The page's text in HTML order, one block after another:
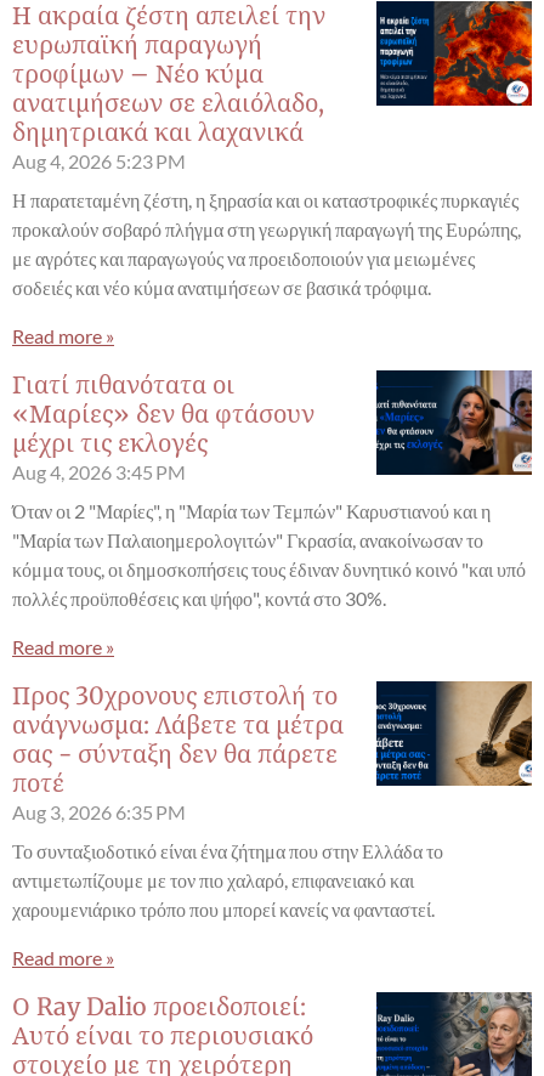
Η ακραία ζέστη απειλεί την
ευρωπαϊκή παραγωγή
τροφίμων – Νέο κύμα
ανατιμήσεων σε ελαιόλαδο,
δημητριακά και λαχανικά
Aug 4, 2026 5:23 PM
Η παρατεταμένη ζέστη, η ξηρασία και οι καταστροφικές πυρκαγιές
προκαλούν σοβαρό πλήγμα στη γεωργική παραγωγή της Ευρώπης,
με αγρότες και παραγωγούς να προειδοποιούν για μειωμένες
σοδειές και νέο κύμα ανατιμήσεων σε βασικά τρόφιμα.
Read more »
Γιατί πιθανότατα οι
«Μαρίες» δεν θα φτάσουν
μέχρι τις εκλογές
Aug 4, 2026 3:45 PM
Όταν οι 2 "Μαρίες", η "Μαρία των Τεμπών" Καρυστιανού και η
"Μαρία των Παλαιοημερολογιτών" Γκρασία, ανακοίνωσαν το
κόμμα τους, οι δημοσκοπήσεις τους έδιναν δυνητικό κοινό "και υπό
πολλές προϋποθέσεις και ψήφο", κοντά στο 30%.
Read more »
Προς 30χρονους επιστολή το
ανάγνωσμα: Λάβετε τα μέτρα
σας - σύνταξη δεν θα πάρετε
ποτέ
Aug 3, 2026 6:35 PM
Το συνταξιοδοτικό είναι ένα ζήτημα που στην Ελλάδα το
αντιμετωπίζουμε με τον πιο χαλαρό, επιφανειακό και
χαρουμενιάρικο τρόπο που μπορεί κανείς να φανταστεί.
Read more »
Ο Ray Dalio προειδοποιεί:
Αυτό είναι το περιουσιακό
στοιχείο με τη χειρότερη